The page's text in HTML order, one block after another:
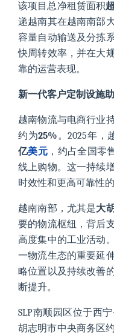
该项目总净租赁面积
递越南其在越南南部
容量自动输送及分拣
快周转效率，并在大
靠的运营表现。
新一代客户定制设施
越南物流与电商行业
约为25%。2025年，
亿美元 ，约占全国零
线上购物。这一持续
时效性和更高可靠性
越南南部，尤其是大
要的物流枢纽，背后
高度集中的工业活动
一物流生态的重要延
略位置以及持续改善
断提升。
SLP南顺园区位于西
胡志明市中央商务区